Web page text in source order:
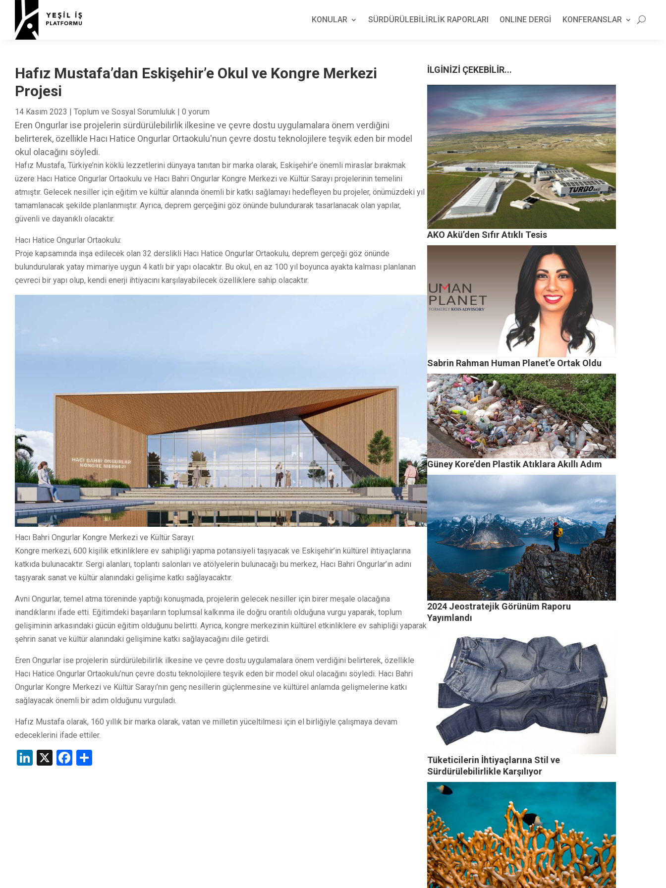
KONULAR SÜRDÜRÜLEBİLİRLİK RAPORLARI ONLINE DERGİ KONFERANSLAR
Hafız Mustafa’dan Eskişehir’e Okul ve Kongre Merkezi
Projesi
14 Kasım 2023 | Toplum ve Sosyal Sorumluluk | 0 yorum
Eren Ongurlar ise projelerin sürdürülebilirlik ilkesine ve çevre dostu uygulamalara önem verdiğini
belirterek, özellikle Hacı Hatice Ongurlar Ortaokulu'nun çevre dostu teknolojilere teşvik eden bir model
okul olacağını söyledi.
Hafız Mustafa, Türkiye’nin köklü lezzetlerini dünyaya tanıtan bir marka olarak, Eskişehir’e önemli miraslar bırakmak
üzere Hacı Hatice Ongurlar Ortaokulu ve Hacı Bahri Ongurlar Kongre Merkezi ve Kültür Sarayı projelerinin temelini
atmıştır. Gelecek nesiller için eğitim ve kültür alanında önemli bir katkı sağlamayı hedefleyen bu projeler, önümüzdeki yıl
tamamlanacak şekilde planlanmıştır. Ayrıca, deprem gerçeğini göz önünde bulundurarak tasarlanacak olan yapılar,
güvenli ve dayanıklı olacaktır.
Hacı Hatice Ongurlar Ortaokulu:
Proje kapsamında inşa edilecek olan 32 derslikli Hacı Hatice Ongurlar Ortaokulu, deprem gerçeği göz önünde
bulundurularak yatay mimariye uygun 4 katlı bir yapı olacaktır. Bu okul, en az 100 yıl boyunca ayakta kalması planlanan
çevreci bir yapı olup, kendi enerji ihtiyacını karşılayabilecek özelliklere sahip olacaktır.
Hacı Bahri Ongurlar Kongre Merkezi ve Kültür Sarayı:
Kongre merkezi, 600 kişilik etkinliklere ev sahipliği yapma potansiyeli taşıyacak ve Eskişehir’in kültürel ihtiyaçlarına
katkıda bulunacaktır. Sergi alanları, toplantı salonları ve atölyelerin bulunacağı bu merkez, Hacı Bahri Ongurlar’ın adını
taşıyarak sanat ve kültür alanındaki gelişime katkı sağlayacaktır.
Avni Ongurlar, temel atma töreninde yaptığı konuşmada, projelerin gelecek nesiller için birer meşale olacağına
inandıklarını ifade etti. Eğitimdeki başarıların toplumsal kalkınma ile doğru orantılı olduğuna vurgu yaparak, toplum
gelişiminin arkasındaki gücün eğitim olduğunu belirtti. Ayrıca, kongre merkezinin kültürel etkinliklere ev sahipliği yaparak
şehrin sanat ve kültür alanındaki gelişimine katkı sağlayacağını dile getirdi.
Eren Ongurlar ise projelerin sürdürülebilirlik ilkesine ve çevre dostu uygulamalara önem verdiğini belirterek, özellikle
Hacı Hatice Ongurlar Ortaokulu’nun çevre dostu teknolojilere teşvik eden bir model okul olacağını söyledi. Hacı Bahri
Ongurlar Kongre Merkezi ve Kültür Sarayı’nın genç nesillerin güçlenmesine ve kültürel anlamda gelişmelerine katkı
sağlayacak önemli bir adım olduğunu vurguladı.
Hafız Mustafa olarak, 160 yıllık bir marka olarak, vatan ve milletin yüceltilmesi için el birliğiyle çalışmaya devam
edeceklerini ifade ettiler.
LinkedIn
X Facebook
İLGİNİZİ ÇEKEBİLİR...
AKO Akü’den Sıfır Atıklı Tesis
Sabrin Rahman Human Planet’e Ortak Oldu
Güney Kore’den Plastik Atıklara Akıllı Adım
2024 Jeostratejik Görünüm Raporu
Yayımlandı
Tüketicilerin İhtiyaçlarına Stil ve
Sürdürülebilirlikle Karşılıyor